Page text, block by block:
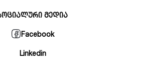
მედია
Facebook
Linkedin